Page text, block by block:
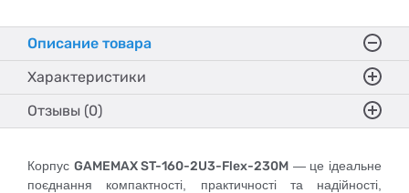
Описание товара
Характеристики
Отзывы (0)
Корпус GAMEMAX ST-160-2U3-Flex-230M — це ідеальне
поєднання компактності, практичності та надійності,